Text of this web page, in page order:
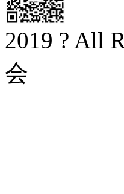
2019 ? All
会